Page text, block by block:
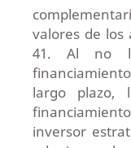
valores de los
41. Al no
largo plazo,
inversor